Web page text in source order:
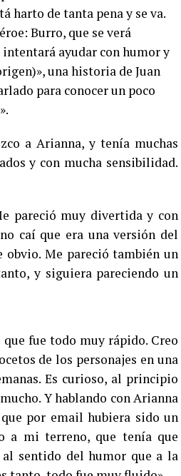
harto de tanta pena y se va.
Burro, que se verá
ayudar con humor y
una historia de Juan
para conocer un poco
a Arianna, y tenía muchas
y con mucha sensibilidad.
pareció muy divertida y con
caí que era una versión del
obvio. Me pareció también un
y siguiera pareciendo un
fue todo muy rápido. Creo
de los personajes en una
Es curioso, al principio
Y hablando con Arianna
por email hubiera sido un
a mi terreno, que tenía que
sentido del humor que a la